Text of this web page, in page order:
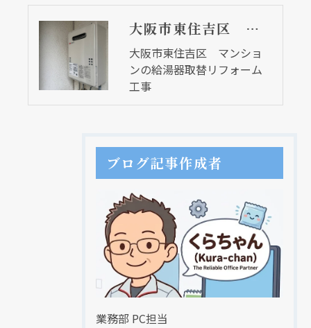
大阪市東住吉区 マンションの給湯器取替リフォーム工事
大阪市東住吉区 マンショ
ンの給湯器取替リフォーム
工事
ブログ記事作成者
業務部 PC担当